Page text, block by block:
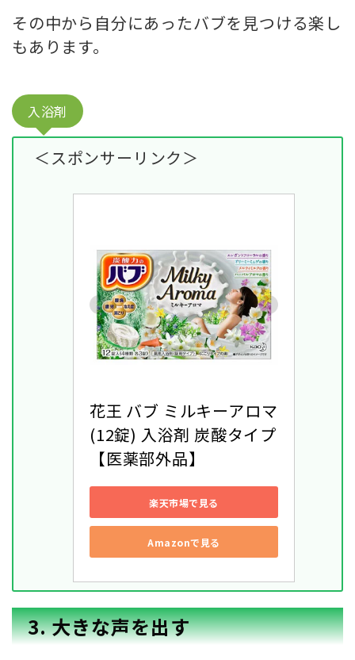
その中から自分にあったバブを見つける楽し
もあります。
入浴剤
＜スポンサーリンク＞
花王 バブ ミルキーアロマ
(12錠) 入浴剤 炭酸タイプ
【医薬部外品】
楽天市場で見る
Amazonで見る
3. 大きな声を出す